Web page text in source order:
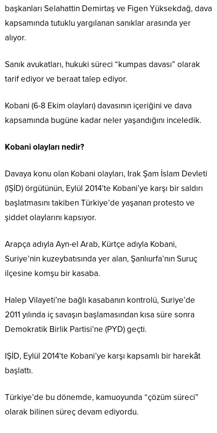
başkanları Selahattin Demirtaş ve Figen Yüksekdağ, dava
kapsamında tutuklu yargılanan sanıklar arasında yer
alıyor.
Sanık avukatları, hukuki süreci “kumpas davası” olarak
tarif ediyor ve beraat talep ediyor.
Kobani (6-8 Ekim olayları) davasının içeriğini ve dava
kapsamında bugüne kadar neler yaşandığını inceledik.
Kobani olayları nedir?
Davaya konu olan Kobani olayları, Irak Şam İslam Devleti
(IŞİD) örgütünün, Eylül 2014’te Kobani’ye karşı bir saldırı
başlatmasını takiben Türkiye’de yaşanan protesto ve
şiddet olaylarını kapsıyor.
Arapça adıyla Ayn-el Arab, Kürtçe adıyla Kobani,
Suriye’nin kuzeybatısında yer alan, Şanlıurfa’nın Suruç
ilçesine komşu bir kasaba.
Halep Vilayeti’ne bağlı kasabanın kontrolü, Suriye’de
2011 yılında iç savaşın başlamasından kısa süre sonra
Demokratik Birlik Partisi’ne (PYD) geçti.
IŞİD, Eylül 2014’te Kobani’ye karşı kapsamlı bir harekât
başlattı.
Türkiye’de bu dönemde, kamuoyunda “çözüm süreci”
olarak bilinen süreç devam ediyordu.